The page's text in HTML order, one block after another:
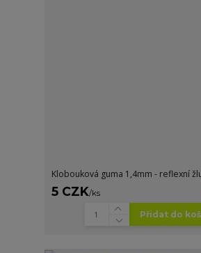
Klobouková guma 1,4mm - reflexní
5 CZK/ks
Přidat do